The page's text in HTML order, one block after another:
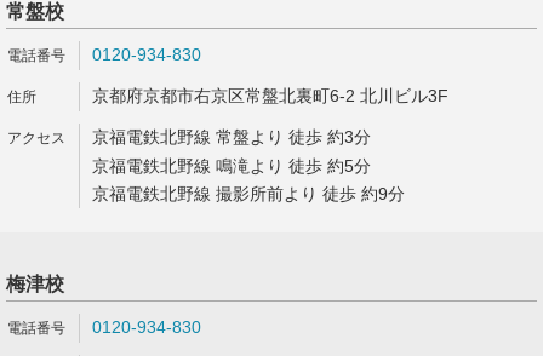
常盤校
0120-934-830
京都府京都市右京区常盤北裏町6-2 北川ビル3F
京福電鉄北野線 常盤より 徒歩 約3分
京福電鉄北野線 鳴滝より 徒歩 約5分
京福電鉄北野線 撮影所前より 徒歩 約9分
梅津校
0120-934-830